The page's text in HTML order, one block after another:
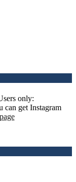
only:
can get Instagram